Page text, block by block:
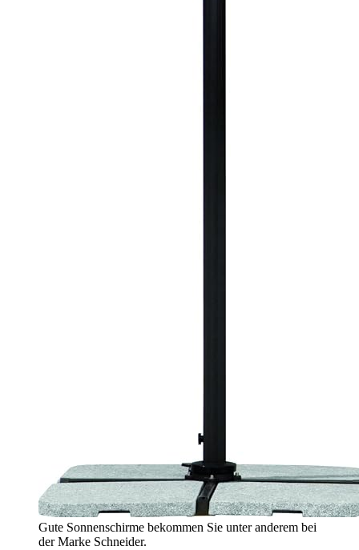
Gute Sonnenschirme bekommen Sie unter anderem bei
der Marke Schneider.